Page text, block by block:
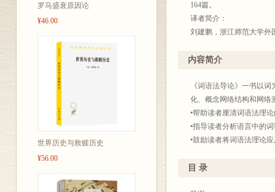
罗马盛衰原因论
¥46.00
世界历史与救赎历史
¥56.00
164篇。
译者简介：
刘建鹏，浙江师范大学外
内容简介
《词语法导论》一书以
化、概念网络结构和网络
•帮助读者厘清词语法理
•指导读者分析语言中的
•鼓励读者将词语法理论
目 录